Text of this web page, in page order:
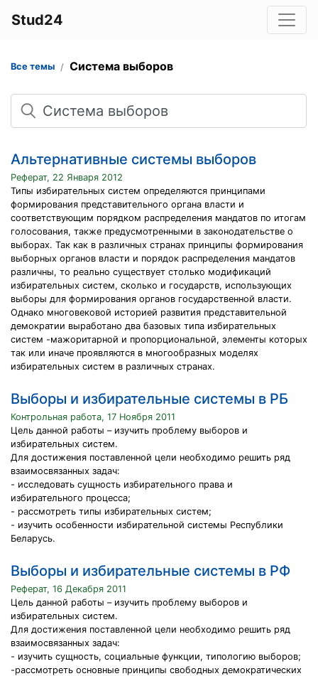
Stud24
Все темы Система выборов
Поиск
Альтернативные системы выборов
Реферат, 22 Января 2012
Типы избирательных систем определяются принципами
формирования представительного органа власти и
соответствующим порядком распределения мандатов по итогам
голосования, также предусмотренными в законодательстве о
выборах. Так как в различных странах принципы формирования
выборных органов власти и порядок распределения мандатов
различны, то реально существует столько модификаций
избирательных систем, сколько и государств, использующих
выборы для формирования органов государственной власти.
Однако многовековой историей развития представительной
демократии выработано два базовых типа избирательных
систем -мажоритарной и пропорциональной, элементы которых
так или иначе проявляются в многообразных моделях
избирательных систем в различных странах.
Выборы и избирательные системы в РБ
Контрольная работа, 17 Ноября 2011
Цель данной работы – изучить проблему выборов и
избирательных систем.
Для достижения поставленной цели необходимо решить ряд
взаимосвязанных задач:
- исследовать сущность избирательного права и
избирательного процесса;
- рассмотреть типы избирательных систем;
- изучить особенности избирательной системы Республики
Беларусь.
Выборы и избирательные системы в РФ
Реферат, 16 Декабря 2011
Цель данной работы – изучить проблему выборов и
избирательных систем.
Для достижения поставленной цели необходимо решить ряд
взаимосвязанных задач:
- изучить сущность, социальные функции, типологию выборов;
-рассмотреть основные принципы свободных демократических